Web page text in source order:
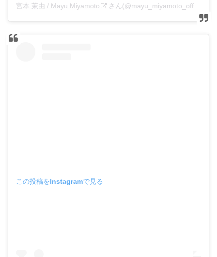
宮本 茉由 / Mayu Miyamoto さん(@mayu_miyamoto_official)がシェアした投稿 –
この投稿をInstagramで見る